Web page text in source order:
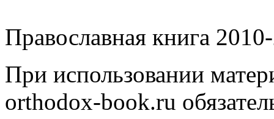
Православная книга
При использовании
orthodox-book.ru